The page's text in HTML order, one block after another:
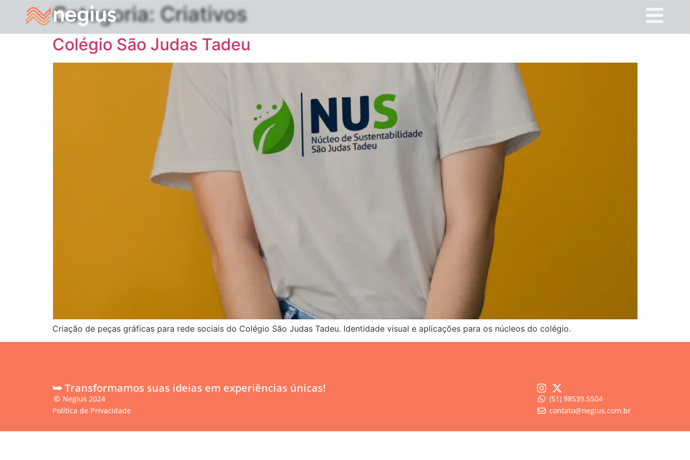
Categoria:Criativos
Colégio São Judas Tadeu
Criação de peças gráficas para rede sociais do Colégio São Judas Tadeu. Identidade visual e aplicações para os núcleos do colégio.
⮩ Transformamos suas ideias em experiências únicas!
Negius 2024
Política de Privacidade
(51) 98539.5504
contato@negius.com.br